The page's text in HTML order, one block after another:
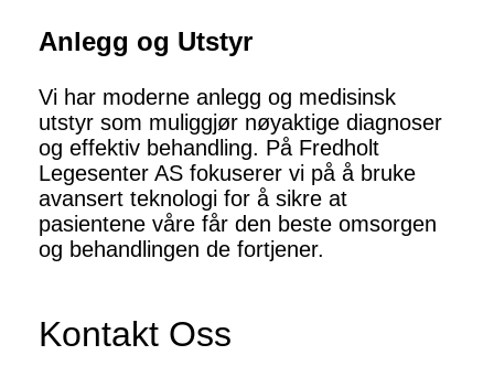
Anlegg og Utstyr
Vi har moderne anlegg og medisinsk
utstyr som muliggjør nøyaktige diagnoser
og effektiv behandling. På Fredholt
Legesenter AS fokuserer vi på å bruke
avansert teknologi for å sikre at
pasientene våre får den beste omsorgen
og behandlingen de fortjener.
Kontakt Oss